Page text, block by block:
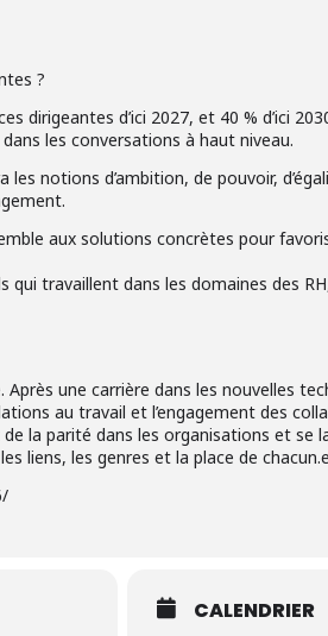
?
dirigeantes d’ici 2027, et 40 % d’ici
les conversations à haut niveau.
notions d’ambition, de pouvoir,
aux solutions concrètes pour
travaillent dans les domaines des
une carrière dans les nouvelles
au travail et l’engagement des
la parité dans les organisations et se
liens, les genres et la place de
CALENDRIER